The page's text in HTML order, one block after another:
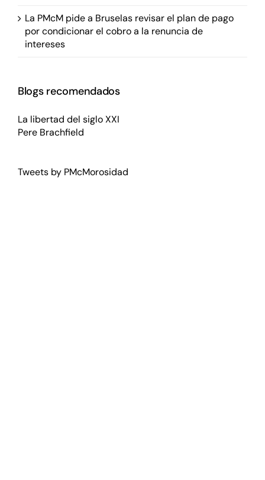
La PMcM pide a Bruselas revisar el plan de pago
por condicionar el cobro a la renuncia de
intereses
Blogs recomendados
La libertad del siglo XXI
Pere Brachfield
Tweets by PMcMorosidad